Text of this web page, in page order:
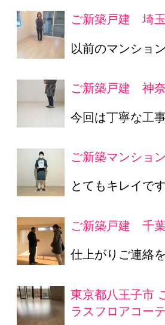
ご新築戸建 埼
以前のマンショ
ご新築戸建 神
今回は丁寧な工
ご新築マンシ
とてもキレイで
ご新築戸建 千
仕上がりご連絡
東京都八王子市
ラスフロアコー